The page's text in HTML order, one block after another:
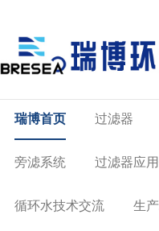
瑞博首页 过滤器
旁滤系统 过滤器应
循环水技术交流 生